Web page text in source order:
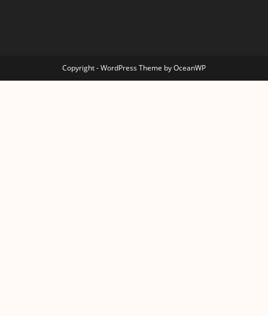
Copyright - WordPress Theme by OceanWP